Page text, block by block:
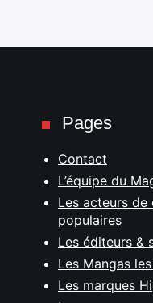
Pages
Contact
L’équipe du
Les acteurs de
populaires
Les éditeurs &
Les Mangas
Les marques